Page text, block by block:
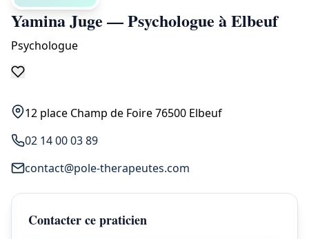
Yamina Juge — Psychologue à Elbeuf
Psychologue
12 place Champ de Foire 76500 Elbeuf
02 14 00 03 89
contact@pole-therapeutes.com
Contacter ce praticien